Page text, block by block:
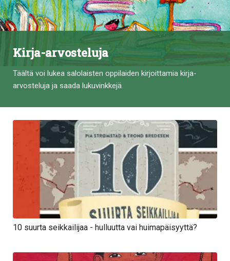
Kirja-arvosteluja
Täältä voi lukea salolaisten oppilaiden kirjoittamia kirja-
arvosteluja ja saada lukuvinkkejä.
10 suurta seikkailijaa - hulluutta vai huimapäisyyttä?